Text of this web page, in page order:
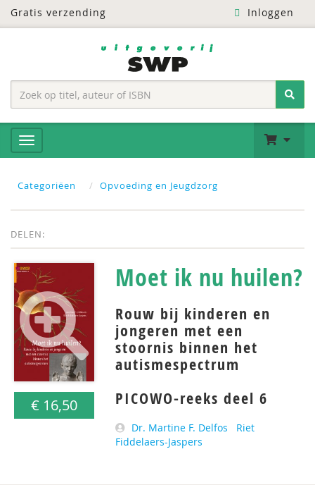
Gratis verzending Inloggen
Categoriëen Opvoeding en Jeugdzorg
DELEN:
€ 16,50
Moet ik nu huilen?
Rouw bij kinderen en
jongeren met een
stoornis binnen het
autismespectrum
PICOWO-reeks deel 6
Dr. Martine F. Delfos
Riet
Fiddelaers-Jaspers